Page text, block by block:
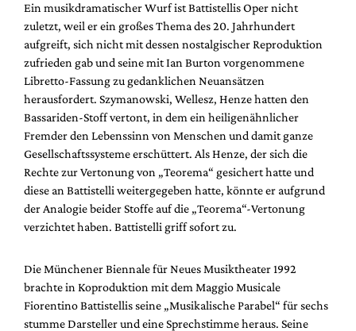
Ein musikdramatischer Wurf ist Battistellis Oper nicht
zuletzt, weil er ein großes Thema des 20. Jahrhundert
aufgreift, sich nicht mit dessen nostalgischer Reproduktion
zufrieden gab und seine mit Ian Burton vorgenommene
Libretto-Fassung zu gedanklichen Neuansätzen
herausfordert. Szymanowski, Wellesz, Henze hatten den
Bassariden-Stoff vertont, in dem ein heiligenähnlicher
Fremder den Lebenssinn von Menschen und damit ganze
Gesellschaftssysteme erschüttert. Als Henze, der sich die
Rechte zur Vertonung von „Teorema“ gesichert hatte und
diese an Battistelli weitergegeben hatte, könnte er aufgrund
der Analogie beider Stoffe auf die „Teorema“-Vertonung
verzichtet haben. Battistelli griff sofort zu.
Die Münchener Biennale für Neues Musiktheater 1992
brachte in Koproduktion mit dem Maggio Musicale
Fiorentino Battistellis seine „Musikalische Parabel“ für sechs
stumme Darsteller und eine Sprechstimme heraus. Seine